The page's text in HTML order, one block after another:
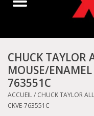
Converse
Kickers
Birkenstock
CHUCK TAYLOR
MOUSE/
763551C
ACCUEIL/ CHUCK TAYLOR
CKVE-763551C